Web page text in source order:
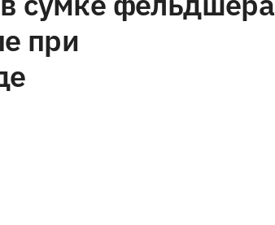
при